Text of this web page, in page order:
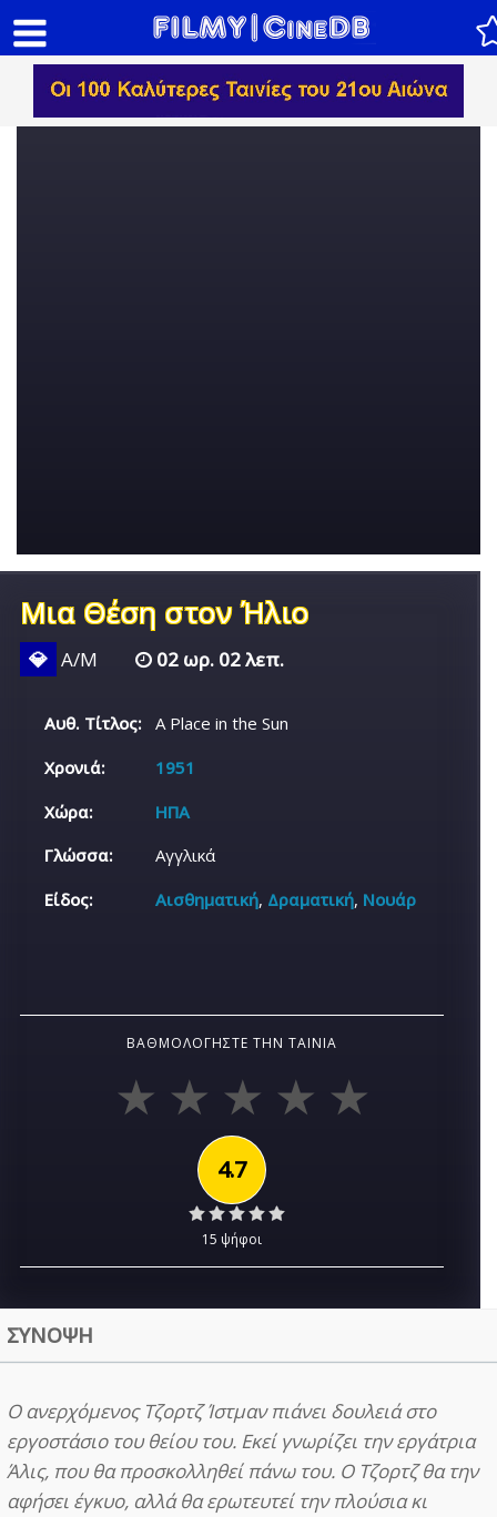
Μια Θέση στον Ήλιο
💎 Α/Μ 02 ωρ. 02 λεπ.
Αυθ. Τίτλος:
A Place in the Sun
Χρονιά:
1951
Χώρα:
ΗΠΑ
Γλώσσα:
Αγγλικά
Είδος:
Αισθηματική, Δραματική, Νουάρ
ΒΑΘΜΟΛΟΓΉΣΤΕ ΤΗΝ ΤΑΙΝΊΑ
4.7
15 ψήφοι
ΣΥΝΟΨΗ
Ο ανερχόμενος Τζορτζ Ίστμαν πιάνει δουλειά στο
εργοστάσιο του θείου του. Εκεί γνωρίζει την εργάτρια
Άλις, που θα προσκολληθεί πάνω του. Ο Τζορτζ θα την
αφήσει έγκυο, αλλά θα ερωτευτεί την πλούσια κι